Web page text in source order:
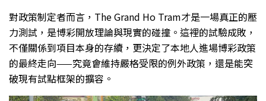
對政策制定者而言，The Grand Ho Tram才是一場真正的壓
力測試，是博彩開放理論與現實的碰撞。這裡的試驗成敗，
不僅關係到項目本身的存續，更決定了本地人進場博彩政策
的最終走向——究竟會維持嚴格受限的例外政策，還是能突
破現有試點框架的擴容。